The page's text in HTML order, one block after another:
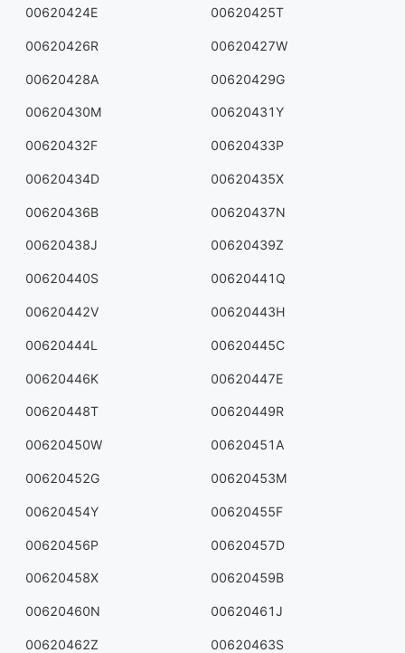
00620424E 00620425T
00620426R 00620427W
00620428A 00620429G
00620430M 00620431Y
00620432F 00620433P
00620434D 00620435X
00620436B 00620437N
00620438J 00620439Z
00620440S 00620441Q
00620442V 00620443H
00620444L 00620445C
00620446K 00620447E
00620448T 00620449R
00620450W 00620451A
00620452G 00620453M
00620454Y 00620455F
00620456P 00620457D
00620458X 00620459B
00620460N 00620461J
00620462Z 00620463S